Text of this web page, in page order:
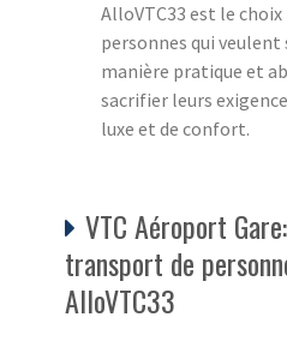
AlloVTC33 est le
personnes qui veulent
manière pratique et
sacrifier leurs
luxe et de confort.
VTC Aéroport
transport de
AlloVTC33